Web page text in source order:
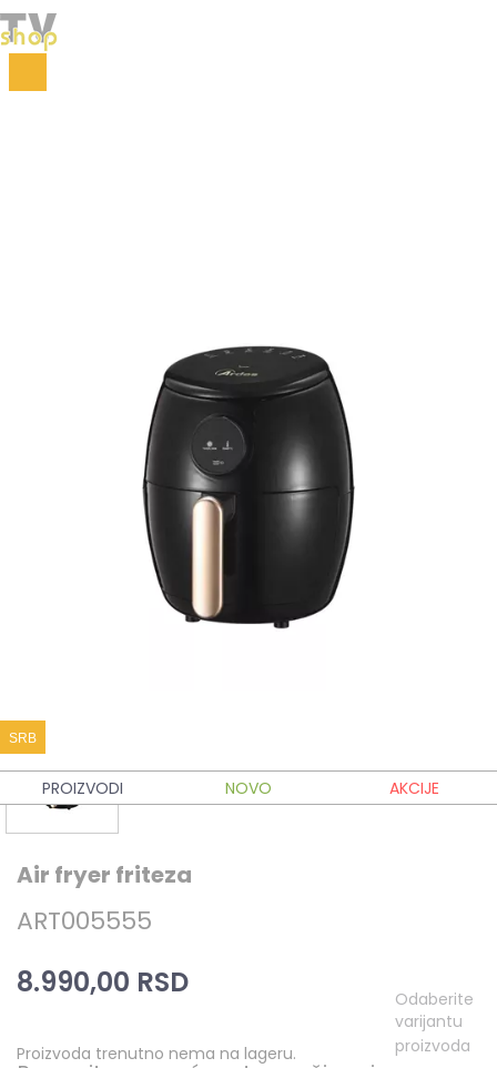
SRB
PROIZVODI NOVO AKCIJE
Air fryer friteza
ART005555
8.990,00 RSD
Proizvoda trenutno nema na lageru.
Odaberite
varijantu
proizvoda